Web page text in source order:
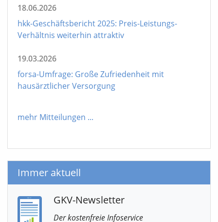
18.06.2026
hkk-Geschäftsbericht 2025: Preis-Leistungs-
Verhältnis weiterhin attraktiv
19.03.2026
forsa-Umfrage: Große Zufriedenheit mit
hausärztlicher Versorgung
mehr Mitteilungen ...
Immer aktuell
GKV-Newsletter
Der kostenfreie Infoservice